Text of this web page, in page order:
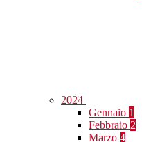
2024
Gennaio 1
Febbraio 2
Marzo 4